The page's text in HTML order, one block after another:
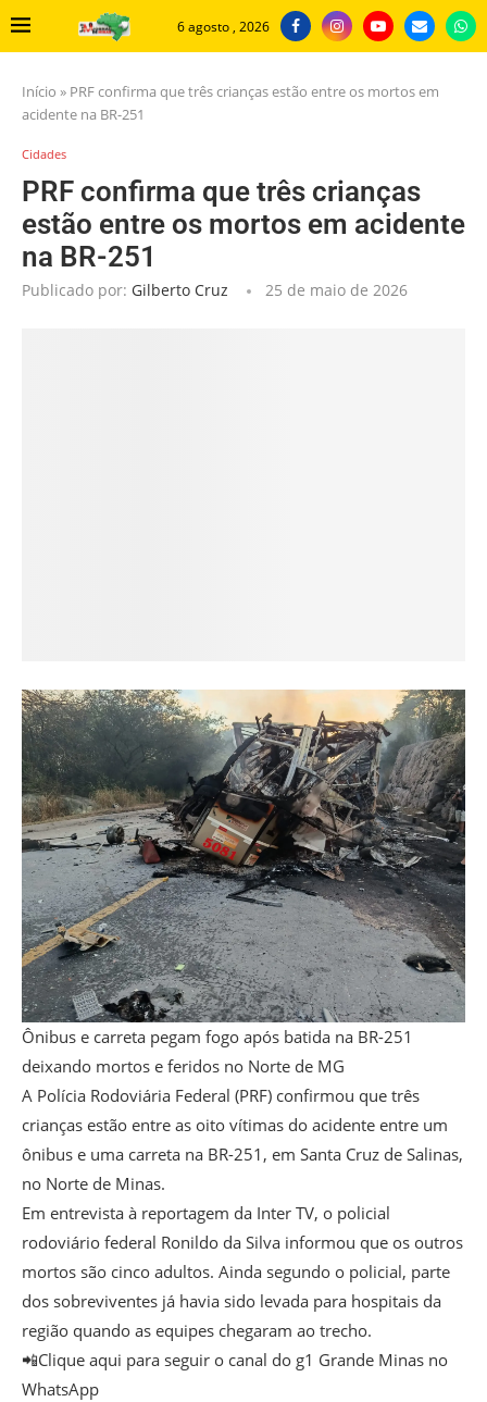
6 agosto , 2026
Início » PRF confirma que três crianças estão entre os mortos em
acidente na BR-251
Cidades
PRF confirma que três crianças
estão entre os mortos em acidente
na BR-251
Publicado por: Gilberto Cruz 25 de maio de 2026
Ônibus e carreta pegam fogo após batida na BR-251
deixando mortos e feridos no Norte de MG
A Polícia Rodoviária Federal (PRF) confirmou que três
crianças estão entre as oito vítimas do acidente entre um
ônibus e uma carreta na BR-251, em Santa Cruz de Salinas,
no Norte de Minas.
Em entrevista à reportagem da Inter TV, o policial
rodoviário federal Ronildo da Silva informou que os outros
mortos são cinco adultos. Ainda segundo o policial, parte
dos sobreviventes já havia sido levada para hospitais da
região quando as equipes chegaram ao trecho.
📲Clique aqui para seguir o canal do g1 Grande Minas no
WhatsApp